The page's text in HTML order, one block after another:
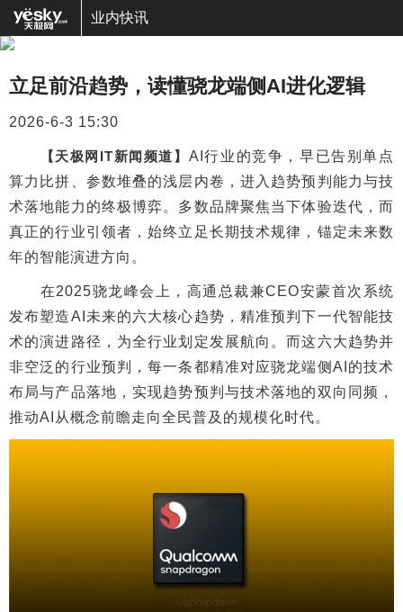
业内快讯
立足前沿趋势，读懂骁龙端侧AI进化逻辑
2026-6-3 15:30
【天极网IT新闻频道】 AI行业的竞争，早已告别单点
算力比拼、参数堆叠的浅层内卷，进入趋势预判能力与技
术落地能力的终极博弈。多数品牌聚焦当下体验迭代，而
真正的行业引领者，始终立足长期技术规律，锚定未来数
年的智能演进方向。
在2025骁龙峰会上，高通总裁兼CEO安蒙首次系统
发布塑造AI未来的六大核心趋势，精准预判下一代智能技
术的演进路径，为全行业划定发展航向。而这六大趋势并
非空泛的行业预判，每一条都精准对应骁龙端侧AI的技术
布局与产品落地，实现趋势预判与技术落地的双向同频，
推动AI从概念前瞻走向全民普及的规模化时代。